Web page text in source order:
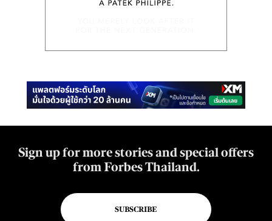
Sign up for more stories and special offers
from Forbes Thailand.
SUBSCRIBE